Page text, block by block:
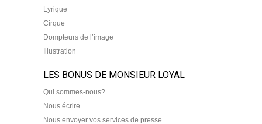
Lyrique
Cirque
Dompteurs de l’image
Illustration
LES BONUS DE MONSIEUR LOYAL
Qui sommes-nous?
Nous écrire
Nous envoyer vos services de presse